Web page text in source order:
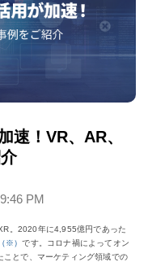
速！VR、AR、
PM
。2020年に4,955億円であった
※）です。コロナ禍によってオン
ことで、マーケティング領域での